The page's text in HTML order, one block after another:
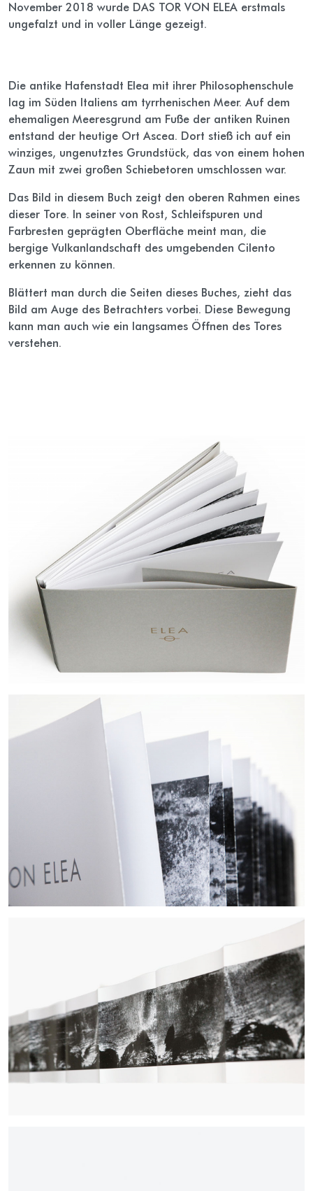
November 2018 wurde DAS TOR VON ELEA erstmals
ungefalzt und in voller Länge gezeigt.
Die antike Hafenstadt Elea mit ihrer Philosophenschule
lag im Süden Italiens am tyrrhenischen Meer. Auf dem
ehemaligen Meeresgrund am Fuße der antiken Ruinen
entstand der heutige Ort Ascea. Dort stieß ich auf ein
winziges, ungenutztes Grundstück, das von einem hohen
Zaun mit zwei großen Schiebetoren umschlossen war.
Das Bild in diesem Buch zeigt den oberen Rahmen eines
dieser Tore. In seiner von Rost, Schleifspuren und
Farbresten geprägten Oberfläche meint man, die
bergige Vulkanlandschaft des umgebenden Cilento
erkennen zu können.
Blättert man durch die Seiten dieses Buches, zieht das
Bild am Auge des Betrachters vorbei. Diese Bewegung
kann man auch wie ein langsames Öffnen des Tores
verstehen.